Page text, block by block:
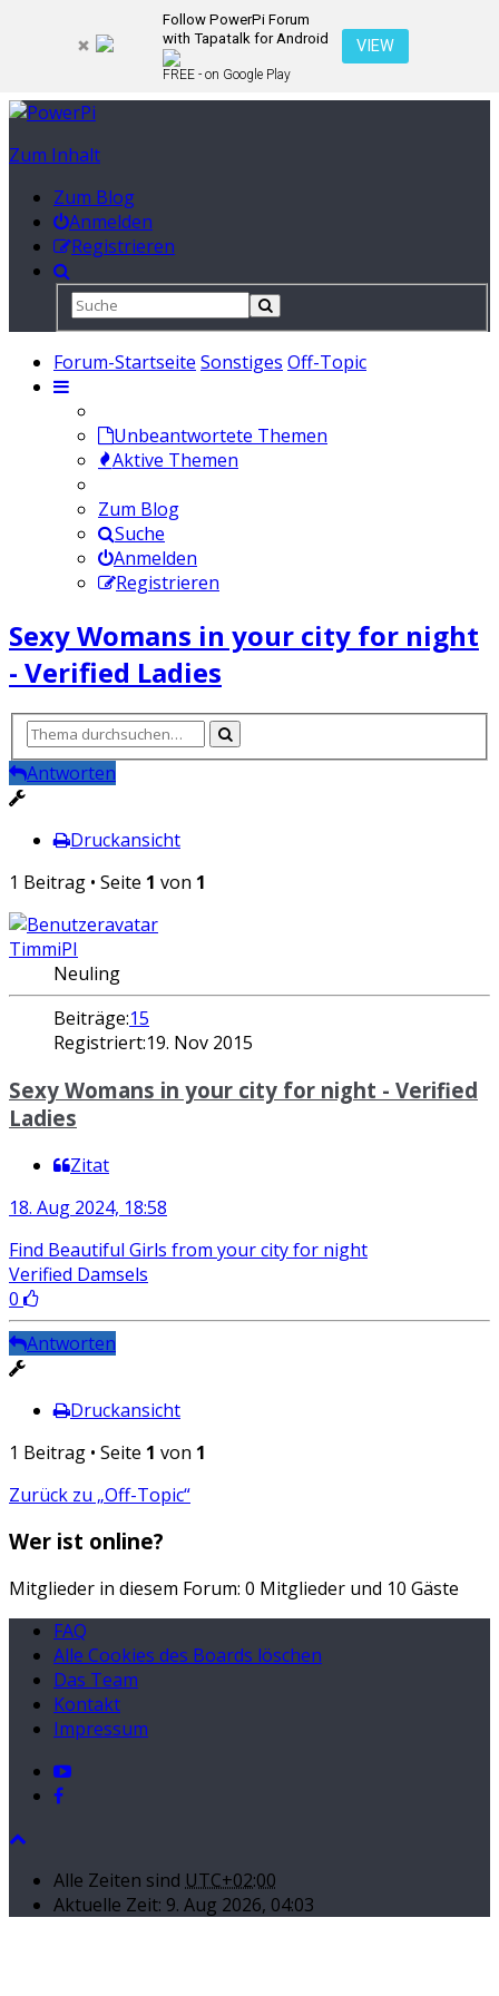
Follow PowerPi Forum
with Tapatalk for Android
FREE - on Google Play
VIEW
Zum Inhalt
Zum Blog
Anmelden
Registrieren
Forum-Startseite Sonstiges Off-Topic
Unbeantwortete Themen
Aktive Themen
Zum Blog
Suche
Anmelden
Registrieren
Sexy Womans in your city for night
- Verified Ladies
Antworten
Druckansicht
1 Beitrag • Seite 1 von 1
TimmiPI
Neuling
Beiträge:15
Registriert:19. Nov 2015
Sexy Womans in your city for night - Verified
Ladies
Zitat
18. Aug 2024, 18:58
Find Beautiful Girls from your city for night
Verified Damsels
0
Antworten
Druckansicht
1 Beitrag • Seite 1 von 1
Zurück zu „Off-Topic“
Wer ist online?
Mitglieder in diesem Forum: 0 Mitglieder und 10 Gäste
FAQ
Alle Cookies des Boards löschen
Das Team
Kontakt
Impressum
Alle Zeiten sind UTC+02:00
Aktuelle Zeit: 9. Aug 2026, 04:03